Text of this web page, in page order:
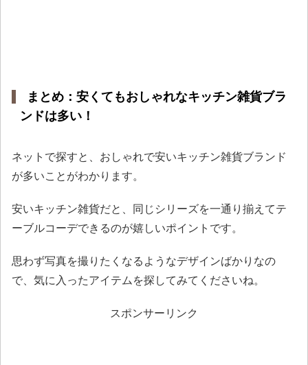
まとめ：安くてもおしゃれなキッチン雑貨ブラ
ンドは多い！
ネットで探すと、おしゃれで安いキッチン雑貨ブランド
が多いことがわかります。
安いキッチン雑貨だと、同じシリーズを一通り揃えてテ
ーブルコーデできるのが嬉しいポイントです。
思わず写真を撮りたくなるようなデザインばかりなの
で、気に入ったアイテムを探してみてくださいね。
スポンサーリンク